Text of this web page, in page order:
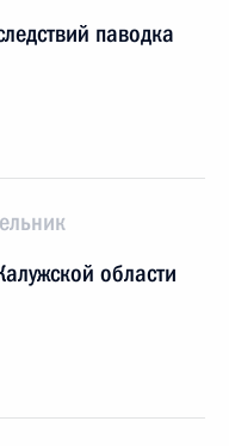
паводка
области